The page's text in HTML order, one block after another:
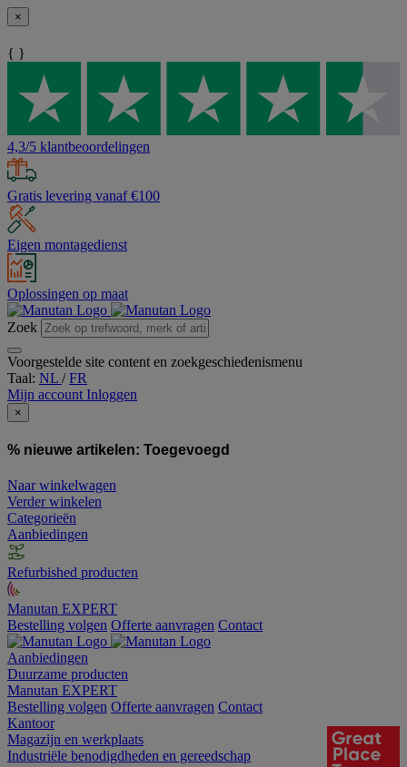
×
{ }
4,3/5 klantbeoordelingen
Gratis levering vanaf €100
Eigen montagedienst
Oplossingen op maat
Zoek
Voorgestelde site content en zoekgeschiedenismenu
Taal: NL /FR
Mijn account Inloggen
×
% nieuwe artikelen: Toegevoegd
Naar winkelwagen
Verder winkelen
Categorieën
Aanbiedingen
Refurbished producten
Manutan EXPERT
Bestelling volgen Offerte aanvragen Contact
Aanbiedingen
Duurzame producten
Manutan EXPERT
Bestelling volgen Offerte aanvragen Contact
Kantoor
Magazijn en werkplaats
Industriële benodigdheden en gereedschap